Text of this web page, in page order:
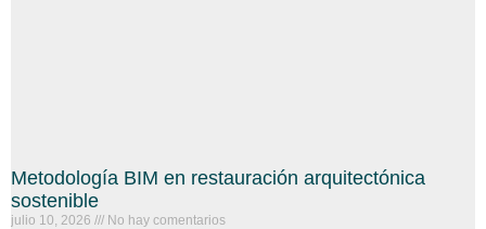
Metodología BIM en restauración arquitectónica
sostenible
julio 10, 2026 No hay comentarios